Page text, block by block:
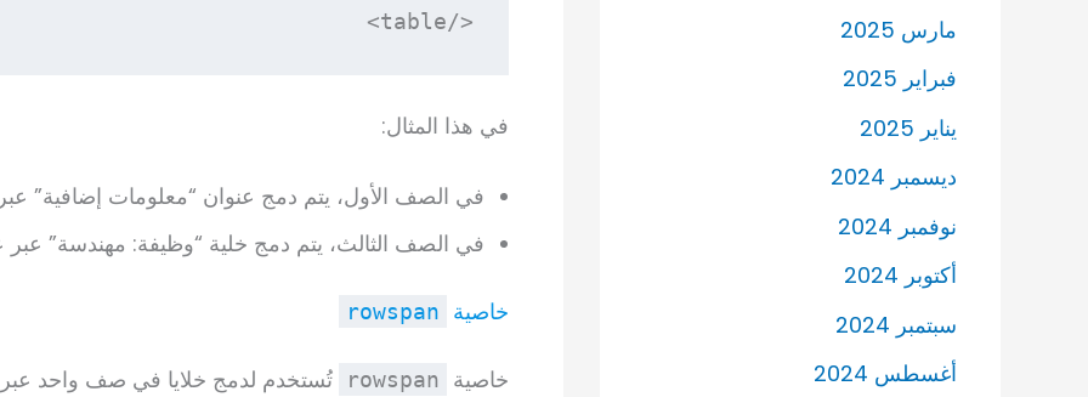
مارس 2025
فبراير 2025
يناير 2025
ديسمبر 2024
نوفمبر 2024
أكتوبر 2024
سبتمبر 2024
أغسطس 2024
</table>
في هذا المثال:
في الصف الأول، يتم دمج عنوان “معلومات إضافية”
في الصف الثالث، يتم دمج خلية “وظيفة: مهندسة” عبر
خاصية rowspan
خاصية rowspan
تُستخدم لدمج خلايا في صف واحد